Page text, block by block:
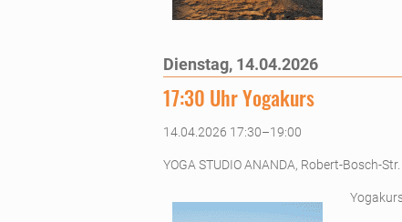
Dienstag, 14.04.2026
17:30 Uhr Yogakurs
14.04.2026 17:30–19:00
YOGA STUDIO ANANDA, Robert-Bosch-